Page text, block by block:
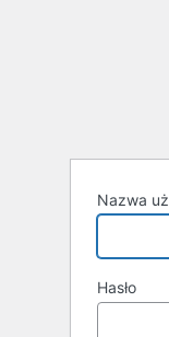
Nazwa
Hasło